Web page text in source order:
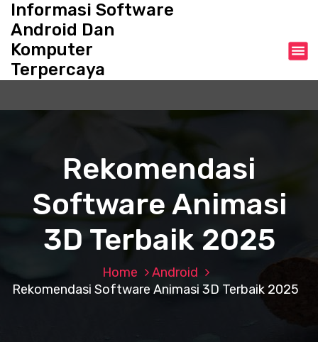
Informasi Software
Android Dan
Komputer
Terpercaya
Rekomendasi
Software Animasi
3D Terbaik 2025
Home
Android
Rekomendasi Software Animasi 3D Terbaik 2025